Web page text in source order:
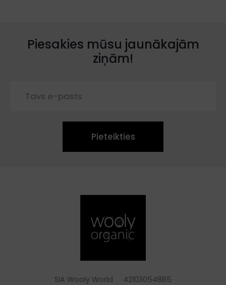
Piesakies mūsu jaunākajām
ziņām!
Pieteikties
SIA Wooly World 42103054885